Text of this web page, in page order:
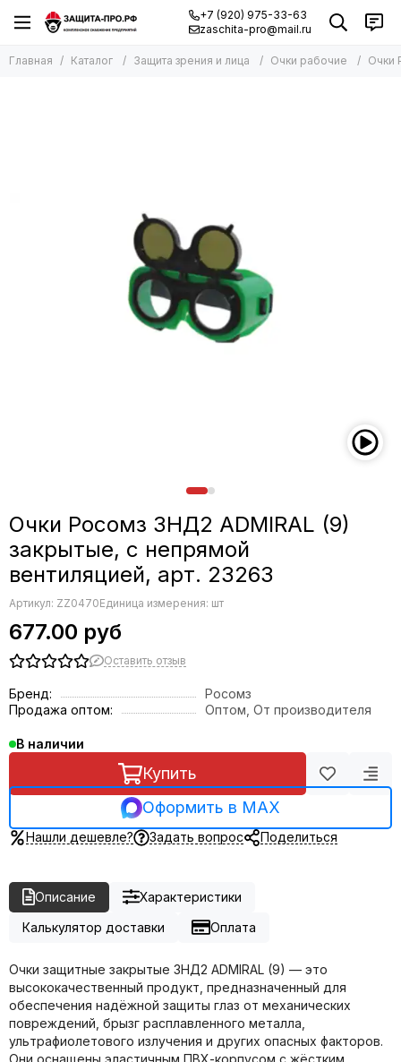
+7 (920) 975-33-63
zaschita-pro@mail.ru
Главная Каталог Защита зрения и лица Очки рабочие Очки
Очки Росомз ЗНД2 ADMIRAL (9)
закрытые, с непрямой
вентиляцией, арт. 23263
Артикул: ZZ0470Единица измерения: шт
677.00 руб
Оставить отзыв
Бренд:
Росомз
Продажа оптом:
Оптом, От производителя
В наличии
Купить
Оформить в MAX
Нашли дешевле? Задать вопрос Поделиться
Описание
Характеристики
Калькулятор доставки
Оплата
Очки защитные закрытые ЗНД2 ADMIRAL (9) — это
высококачественный продукт, предназначенный для
обеспечения надёжной защиты глаз от механических
повреждений, брызг расплавленного металла,
ультрафиолетового излучения и других опасных факторов.
Они оснащены эластичным ПВХ-корпусом с жёстким